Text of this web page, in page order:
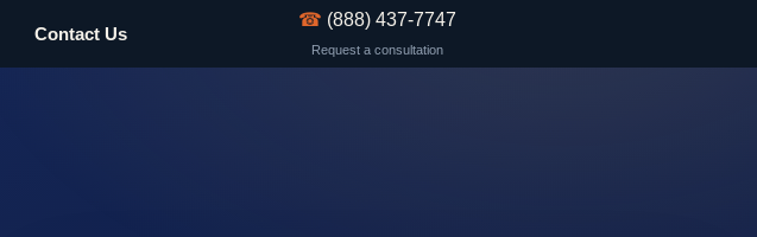
Contact Us
☎ (888) 437-7747
Request a consultation